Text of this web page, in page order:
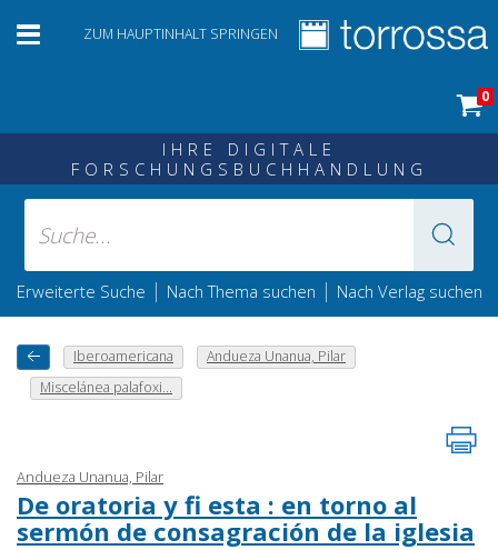
ZUM HAUPTINHALT SPRINGEN
0
IHRE DIGITALE
FORSCHUNGSBUCHHANDLUNG
Erweiterte Suche | Nach Thema suchen | Nach Verlag suchen
Iberoamericana
Andueza Unanua, Pilar
Miscelánea palafoxi...
Andueza Unanua, Pilar
De oratoria y fi esta : en torno al
sermón de consagración de la iglesia